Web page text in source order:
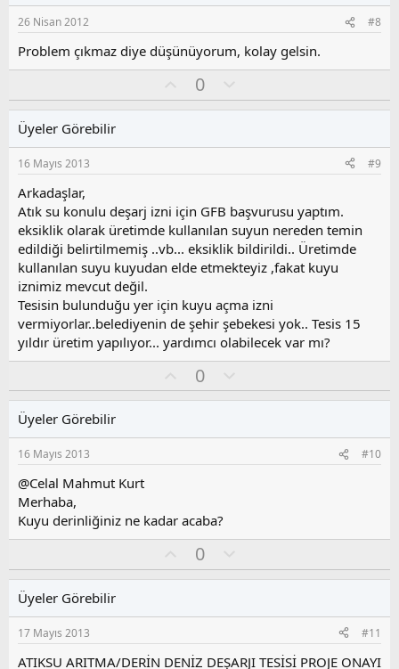
s
u
z
o
l
26 Nisan 2012 #8
Problem çıkmaz diye düşünüyorum, kolay gelsin.
y
0
l
s
u
o
y
l
a
Üyeler Görebilir
16 Mayıs 2013 #9
Arkadaşlar,
Atık su konulu deşarj izni için GFB başvurusu yaptım.
eksiklik olarak üretimde kullanılan suyun nereden temin
edildiği belirtilmemiş ..vb... eksiklik bildirildi.. Üretimde
kullanılan suyu kuyudan elde etmekteyiz ,fakat kuyu
iznimiz mevcut değil.
Tesisin bulunduğu yer için kuyu açma izni
vermiyorlar..belediyenin de şehir şebekesi yok.. Tesis 15
yıldır üretim yapılıyor... yardımcı olabilecek var mı?
y
0
l
s
u
l
Üyeler Görebilir
16 Mayıs 2013 #10
@Celal Mahmut Kurt
Merhaba,
Kuyu derinliğiniz ne kadar acaba?
y
0
l
s
u
z
Üyeler Görebilir
17 Mayıs 2013 #11
ATIKSU ARITMA/DERİN DENİZ DEŞARJI TESİSİ PROJE ONAYI